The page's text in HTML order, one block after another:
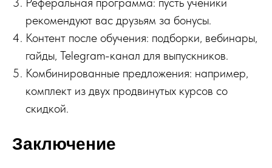
рекомендуют вас друзьям за бонусы.
Контент после обучения: подборки, вебинары,
гайды, Telegram-канал для выпускников.
Комбинированные предложения: например,
комплект из двух продвинутых курсов со
скидкой.
Заключение